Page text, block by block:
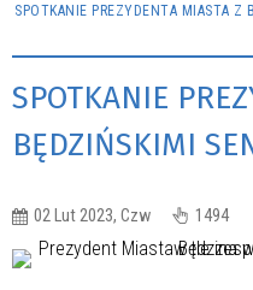
SPOTKANIE PREZYDENTA MIASTA Z
SPOTKANIE
BĘDZIŃSKIMI
02 Lut 2023, Czw 1494